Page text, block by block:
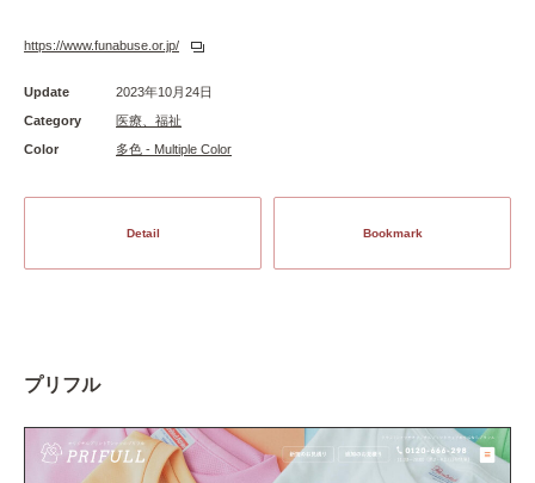
https://www.funabuse.or.jp/
Update
2023年10月24日
Category
医療、福祉
Color
多色 - Multiple Color
Detail Bookmark
プリフル